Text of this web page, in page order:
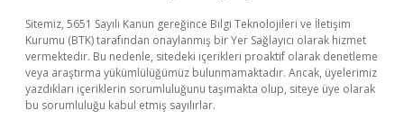
Sitemiz, 5651 Sayılı Kanun gereğince Bilgi Teknolojileri ve İletişim
Kurumu (BTK) tarafından onaylanmış bir Yer Sağlayıcı olarak hizmet
vermektedir. Bu nedenle, sitedeki içerikleri proaktif olarak denetleme
veya araştırma yükümlülüğümüz bulunmamaktadır. Ancak, üyelerimiz
yazdıkları içeriklerin sorumluluğunu taşımakta olup, siteye üye olarak
bu sorumluluğu kabul etmiş sayılırlar.